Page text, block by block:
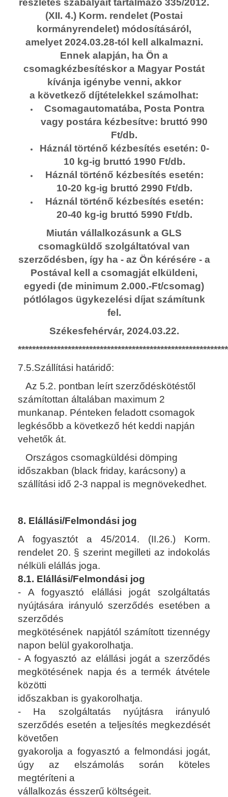
részletes szabályait tartalmazó 335/2012.
(XII. 4.) Korm. rendelet (Postai
kormányrendelet) módosításáról,
amelyet 2024.03.28-tól kell alkalmazni.
Ennek alapján, ha Ön a
csomagkézbesítéskor a Magyar Postát
kívánja igénybe venni, akkor
a következő díjtételekkel számolhat:
Csomagautomatába, Posta Pontra
vagy postára kézbesítve: bruttó 990
Ft/db.
Háznál történő kézbesítés esetén: 0-
10 kg-ig bruttó 1990 Ft/db.
Háznál történő kézbesítés esetén:
10-20 kg-ig bruttó 2990 Ft/db.
Háznál történő kézbesítés esetén:
20-40 kg-ig bruttó 5990 Ft/db.
Miután vállalkozásunk a GLS
csomagküldő szolgáltatóval van
szerződésben, így ha - az Ön kérésére - a
Postával kell a csomagját elküldeni,
egyedi (de minimum 2.000.-Ft/csomag)
pótlólagos ügykezelési díjat számítunk
fel.
Székesfehérvár, 2024.03.22.
7.5.Szállítási határidő:
Az 5.2. pontban leírt szerződéskötéstől
számítottan általában maximum 2
munkanap. Pénteken feladott csomagok
legkésőbb a következő hét keddi napján
vehetők át.
Országos csomagküldési dömping
időszakban (black friday, karácsony) a
szállítási idő 2-3 nappal is megnövekedhet.
8. Elállási/Felmondási jog
A fogyasztót a 45/2014. (II.26.) Korm.
rendelet 20. § szerint megilleti az indokolás
nélküli elállás joga.
8.1. Elállási/Felmondási jog
- A fogyasztó elállási jogát szolgáltatás
nyújtására irányuló szerződés esetében a
szerződés
megkötésének napjától számított tizennégy
napon belül gyakorolhatja.
- A fogyasztó az elállási jogát a szerződés
megkötésének napja és a termék átvétele
közötti
időszakban is gyakorolhatja.
- Ha szolgáltatás nyújtásra irányuló
szerződés esetén a teljesítés megkezdését
követően
gyakorolja a fogyasztó a felmondási jogát,
úgy az elszámolás során köteles
megtéríteni a
vállalkozás ésszerű költségeit.